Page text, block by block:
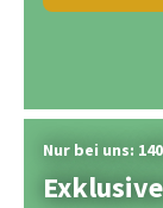
Nur bei uns: